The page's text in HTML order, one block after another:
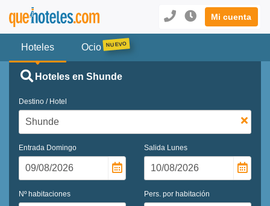
Mi cuenta
Hoteles Ocio
Hoteles en Shunde
Destino / Hotel
Entrada Domingo Salida Lunes
Nº habitaciones Pers. por habitación